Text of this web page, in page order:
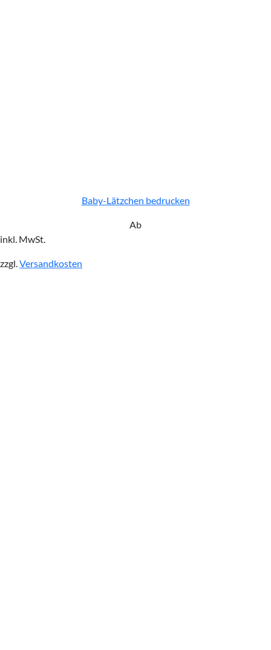
Baby-Lätzchen bedrucken
Ab
inkl. MwSt.
zzgl.Versandkosten